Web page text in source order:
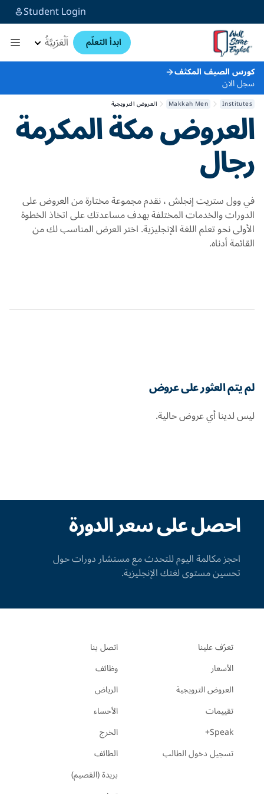
Student Login
ابدأ التعلّم اَلْعَرَبِيَّةُ
كورس الصيف المكثف
سجل الان
Institutes
Makkah Men العروض الترويجية العروضمكة المكرمة
رجال
في وول ستريت إنجلش ، نقدم مجموعة مختارة من العروض على
الدورات والخدمات المختلفة بهدف مساعدتك على اتخاذ الخطوة
الأولى نحو تعلم اللغة الإنجليزية. اختر العرض المناسب لك من
القائمة أدناه.
لم يتم العثور على عروض
ليس لدينا أي عروض حالية.
احصل على سعر الدورة
احجز مكالمة اليوم للتحدث مع مستشار دورات حول
تحسين مستوى لغتك الإنجليزية.
تعرّف علينا
الأسعار
العروض الترويجية
تقييمات
Speak+
تسجيل دخول الطالب
اتصل بنا
وظائف
الرياض
الأحساء
الخرج
الطائف
بريدة (القصيم)